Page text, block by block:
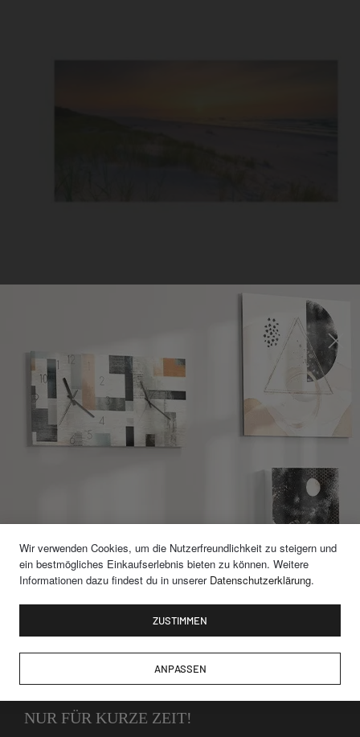
ab 32,90
Photo Collaboration
Wir verwenden Cookies, um die Nutzerfreundlichkeit zu steigern und
ein bestmögliches Einkaufserlebnis bieten zu können. Weitere
Informationen dazu findest du in unserer Datenschutzerklärung.
ZUSTIMMEN
ANPASSEN
NUR FÜR KURZE ZEIT!